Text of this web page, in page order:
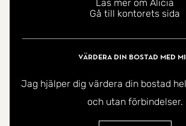
Välkommen hem!
Läs mer om Alicia
Gå till kontorets sida
Värdera din bostad med
Jag hjälper dig värdera din bostad
och utan förbindelser.